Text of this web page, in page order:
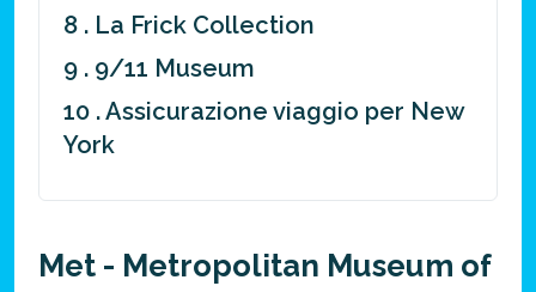
8 . La Frick Collection
9 . 9/11 Museum
10 . Assicurazione viaggio per New
York
Met - Metropolitan Museum of